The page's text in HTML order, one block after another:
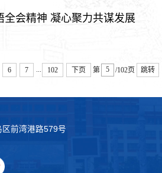
全会精神 凝心聚力共谋发展
6 7 102 下页 第 /102页 跳转
前湾港路579号